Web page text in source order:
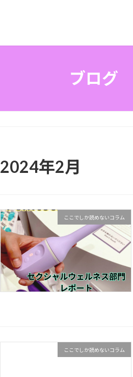
ブログ
2024年2月
ここでしか読めないコラム
ここでしか読めないコラム